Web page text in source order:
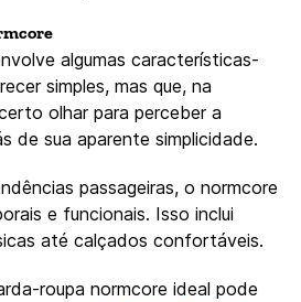
algumas características-
simples, mas que, na
olhar para perceber a
de sua aparente simplicidade.
passageiras, o normcore
e funcionais. Isso inclui
até calçados confortáveis.
roupa normcore ideal pode